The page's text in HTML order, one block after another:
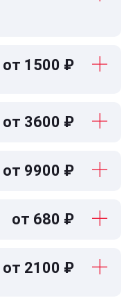
от 1500 ₽
от 3600 ₽
от 9900 ₽
от 680 ₽
от 2100 ₽